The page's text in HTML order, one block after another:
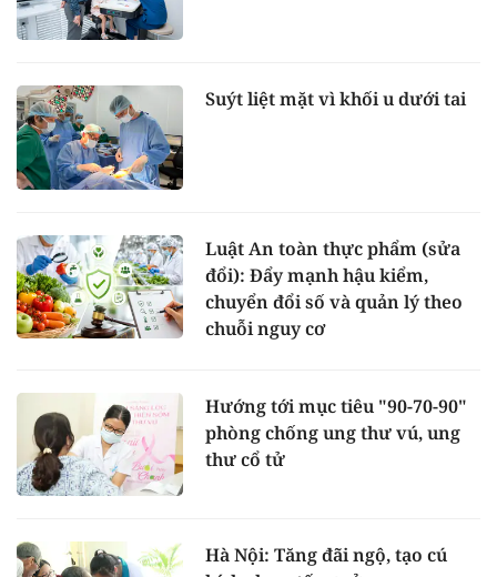
Suýt liệt mặt vì khối u dưới tai
Luật An toàn thực phẩm (sửa
đổi): Đẩy mạnh hậu kiểm,
chuyển đổi số và quản lý theo
chuỗi nguy cơ
Hướng tới mục tiêu "90-70-90"
phòng chống ung thư vú, ung
thư cổ tử
Hà Nội: Tăng đãi ngộ, tạo cú